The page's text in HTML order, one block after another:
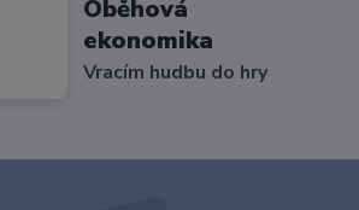
Oběhová
ekonomika
Vracím hudbu do hry